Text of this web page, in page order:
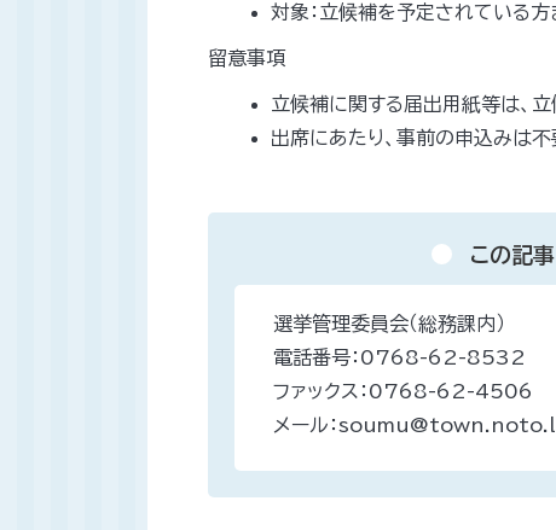
対象：立候補を予定されている
留意事項
立候補に関する届出用紙等は、
出席にあたり、事前の申込みは不
この記
選挙管理委員会（総務課内）
電話番号：0768-62-8532
ファックス：0768-62-4506
メール：